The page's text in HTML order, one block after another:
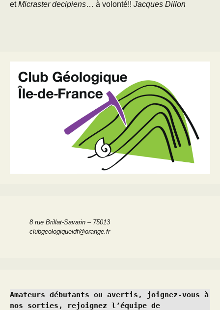
etMicraster decipiens… à volonté!! Jacques Dillon
8 rue Brillat-Savarin – 75013
clubgeologiqueidf@orange.fr
Amateurs débutants ou avertis, joignez-vous à